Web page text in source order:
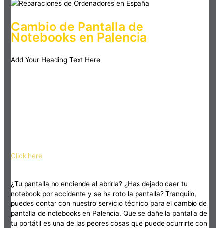
Cambio de Pantalla de
Notebooks en Palencia
Add Your Heading Text Here
Click here
¿Tu pantalla no enciende al abrirla? ¿Has dejado caer tu
notebook por accidente y se ha roto la pantalla? Tranquilo,
puedes contar con nuestro servicio técnico para el cambio de
pantalla de notebooks en Palencia. Que se dañe la pantalla de
tu portátil es una de las peores cosas que puede ocurrirte con